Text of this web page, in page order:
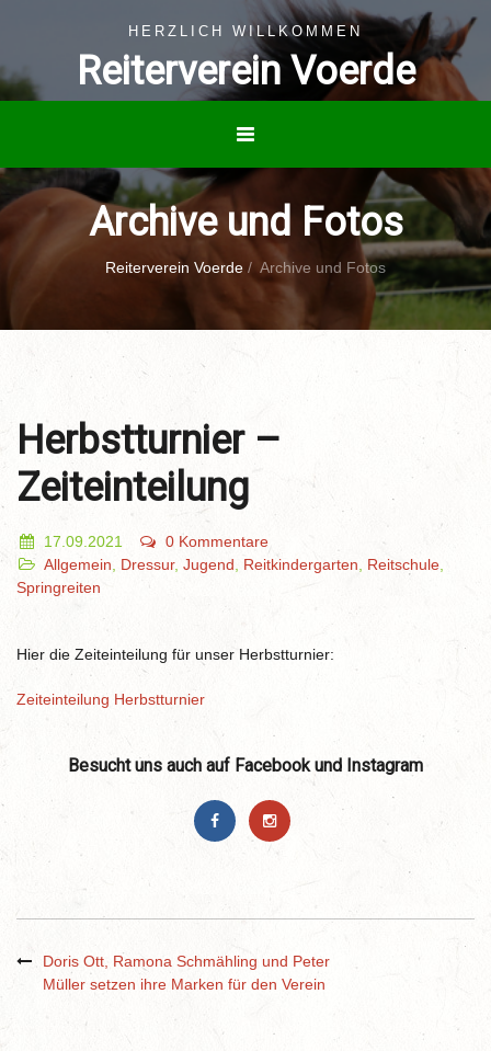
HERZLICH WILLKOMMEN
Reiterverein Voerde
Archive und Fotos
Reiterverein Voerde / Archive und Fotos
Herbstturnier –
Zeiteinteilung
17.09.2021
0 Kommentare
Allgemein
Dressur, Jugend Reitkindergarten Reitschule
Springreiten
Hier die Zeiteinteilung für unser Herbstturnier:
Zeiteinteilung Herbstturnier
Besucht uns auch auf Facebook und Instagram
Doris Ott, Ramona Schmähling und Peter
Müller setzen ihre Marken für den Verein